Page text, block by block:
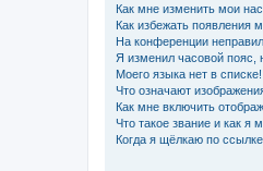
Как мне изменить мои
Как избежать появления
На конференции
Я изменил часовой пояс,
Моего языка нет в списке!
Что означают
Как мне включить
Что такое звание и как я
Когда я щёлкаю по